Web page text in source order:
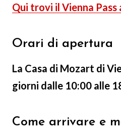
Qui trovi il Vienna
Orari di apertura
La Casa di Mozart di
giorni dalle 10:00 alle
Come arrivare e